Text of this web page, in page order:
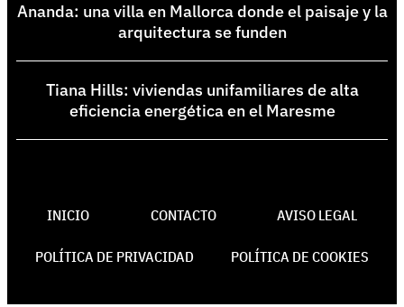
Ananda: una villa en Mallorca donde el paisaje y la
arquitectura se funden
Tiana Hills: viviendas unifamiliares de alta
eficiencia energética en el Maresme
INICIO CONTACTO AVISO LEGAL
POLÍTICA DE PRIVACIDAD POLÍTICA DE COOKIES